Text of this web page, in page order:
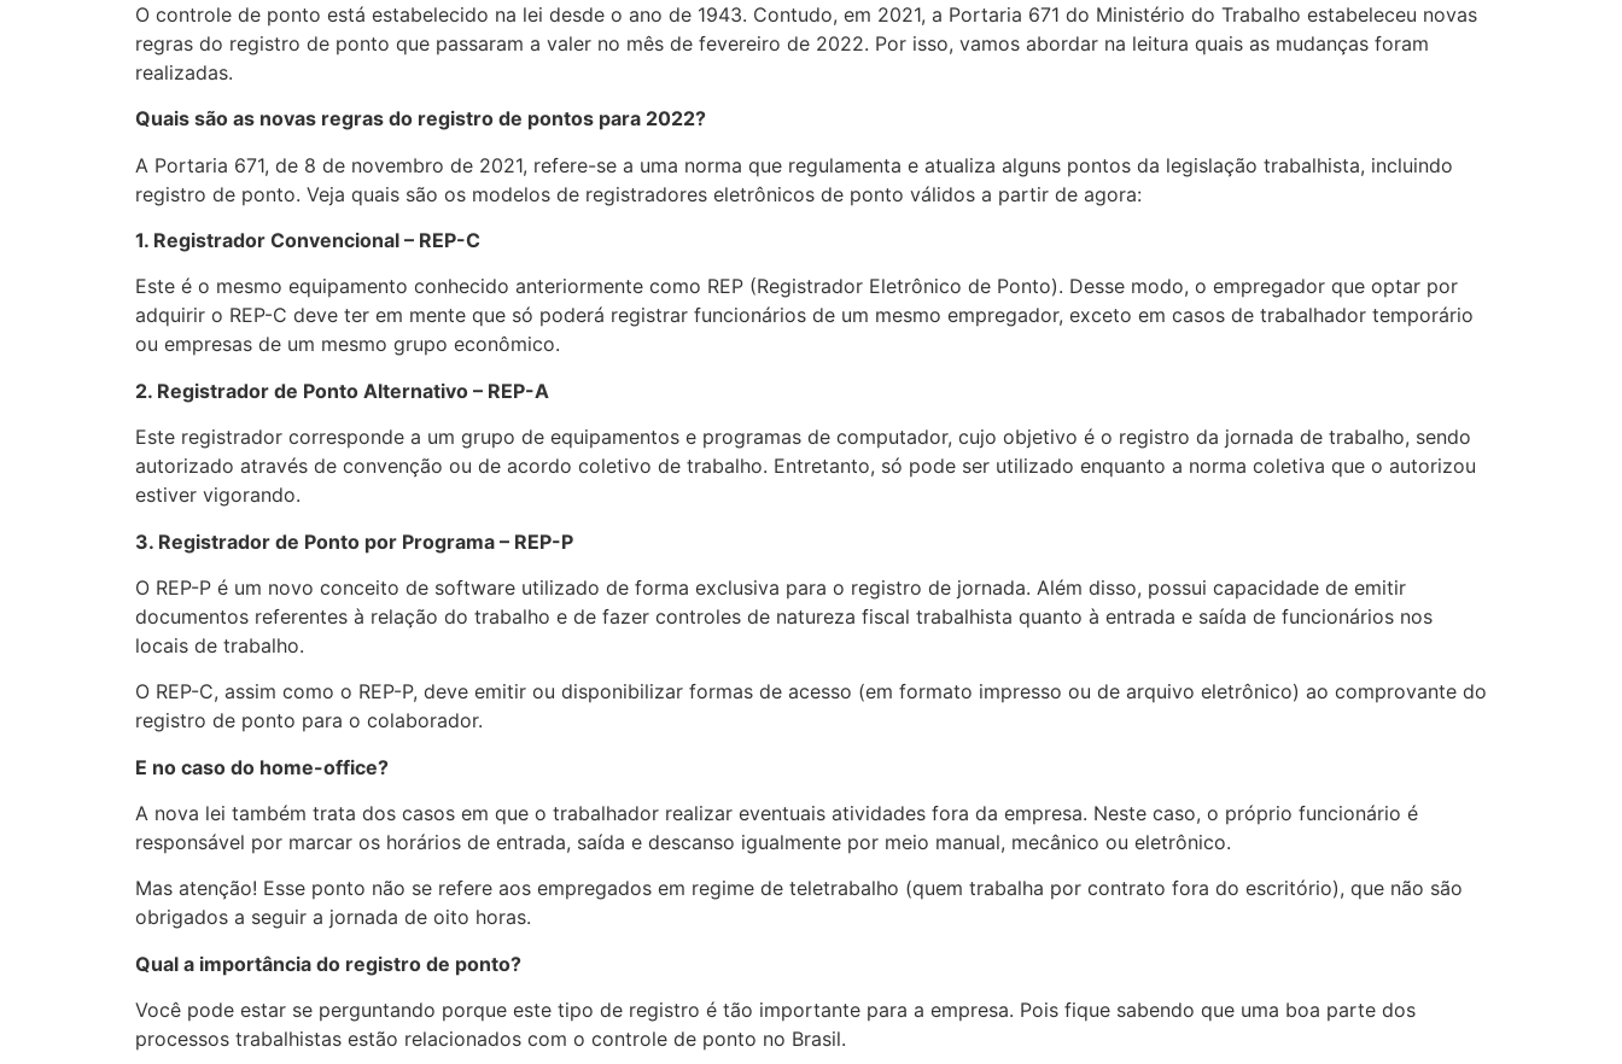
O controle de ponto está estabelecido na lei desde o ano de 1943. Contudo, em 2021, a Portaria 671 do Ministério do Trabalho estabeleceu novas
regras do registro de ponto que passaram a valer no mês de fevereiro de 2022. Por isso, vamos abordar na leitura quais as mudanças foram
realizadas.
Quais são as novas regras do registro de pontos para 2022?
A Portaria 671, de 8 de novembro de 2021, refere-se a uma norma que regulamenta e atualiza alguns pontos da legislação trabalhista, incluindo
registro de ponto. Veja quais são os modelos de registradores eletrônicos de ponto válidos a partir de agora:
1. Registrador Convencional – REP-C
Este é o mesmo equipamento conhecido anteriormente como REP (Registrador Eletrônico de Ponto). Desse modo, o empregador que optar por
adquirir o REP-C deve ter em mente que só poderá registrar funcionários de um mesmo empregador, exceto em casos de trabalhador temporário
ou empresas de um mesmo grupo econômico.
2. Registrador de Ponto Alternativo – REP-A
Este registrador corresponde a um grupo de equipamentos e programas de computador, cujo objetivo é o registro da jornada de trabalho, sendo
autorizado através de convenção ou de acordo coletivo de trabalho. Entretanto, só pode ser utilizado enquanto a norma coletiva que o autorizou
estiver vigorando.
3. Registrador de Ponto por Programa – REP-P
O REP-P é um novo conceito de software utilizado de forma exclusiva para o registro de jornada. Além disso, possui capacidade de emitir
documentos referentes à relação do trabalho e de fazer controles de natureza fiscal trabalhista quanto à entrada e saída de funcionários nos
locais de trabalho.
O REP-C, assim como o REP-P, deve emitir ou disponibilizar formas de acesso (em formato impresso ou de arquivo eletrônico) ao comprovante do
registro de ponto para o colaborador.
E no caso do home-office?
A nova lei também trata dos casos em que o trabalhador realizar eventuais atividades fora da empresa. Neste caso, o próprio funcionário é
responsável por marcar os horários de entrada, saída e descanso igualmente por meio manual, mecânico ou eletrônico.
Mas atenção! Esse ponto não se refere aos empregados em regime de teletrabalho (quem trabalha por contrato fora do escritório), que não são
obrigados a seguir a jornada de oito horas.
Qual a importância do registro de ponto?
Você pode estar se perguntando porque este tipo de registro é tão importante para a empresa. Pois fique sabendo que uma boa parte dos
processos trabalhistas estão relacionados com o controle de ponto no Brasil.